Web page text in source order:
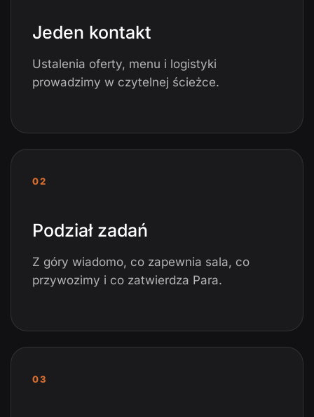
Jeden kontakt
Ustalenia oferty, menu i logistyki
prowadzimy w czytelnej ścieżce.
02
Podział zadań
Z góry wiadomo, co zapewnia sala, co
przywozimy i co zatwierdza Para.
03